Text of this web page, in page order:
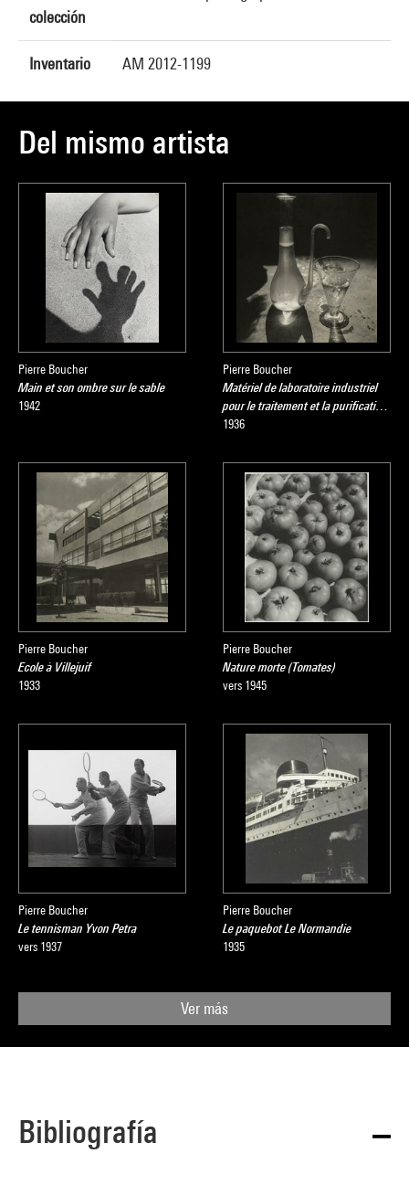
colección
Inventario AM 2012-1199
Del mismo artista
Pierre Boucher
Main et son ombre sur le sable
1942
Pierre Boucher
Matériel de laboratoire industriel
pour le traitement et la purificati…
1936
Pierre Boucher
Ecole à Villejuif
1933
Pierre Boucher
Nature morte (Tomates)
vers 1945
Pierre Boucher
Le tennisman Yvon Petra
vers 1937
Pierre Boucher
Le paquebot Le Normandie
1935
Ver más
Bibliografía